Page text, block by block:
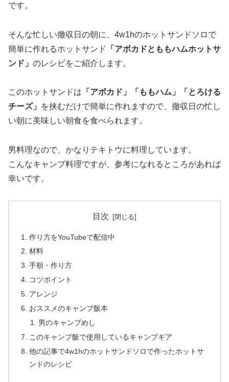
です。
そんな忙しい撤収日の朝に、4w1hのホットサンドソロで
簡単に作れるホットサンド
「アボカドとももハムホットサ
ンド」 のレシピをご紹介します。
このホットサンドは 「アボカド」「ももハム」「とろける
チーズ」
を挟むだけで簡単に作れますので、撤収日の忙し
い朝に美味しい朝食を食べられます。
男料理なので、かなりテキトウに料理しています。
こんなキャンプ料理ですが、参考になれるところがあれば
幸いです。
目次
作り方をYouTubeで配信中
材料
手順・作り方
コツポイント
アレンジ
おススメのキャンプ飯本
男のキャンプめし
このキャンプ飯で使用しているキャンプギア
他の記事で4w1hのホットサンドソロで作ったホットサ
ンドのレシピ